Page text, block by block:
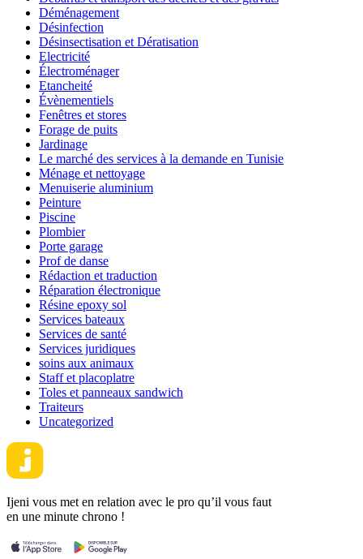
Déménagement
Désinfection
Désinsectisation et Dératisation
Electricité
Électroménager
Etancheité
Évènementiels
Fenêtres et stores
Forage de puits
Jardinage
Le marché des services à la demande en Tunisie
Ménage et nettoyage
Menuiserie aluminium
Peinture
Piscine
Plombier
Porte garage
Prof de danse
Rédaction et traduction
Réparation électronique
Résine epoxy sol
Services bateaux
Services de santé
Services juridiques
soins aux animaux
Staff et placoplatre
Toles et panneaux sandwich
Traiteurs
Uncategorized
Ijeni vous met en relation avec le pro qu’il vous faut
en une minute chrono !